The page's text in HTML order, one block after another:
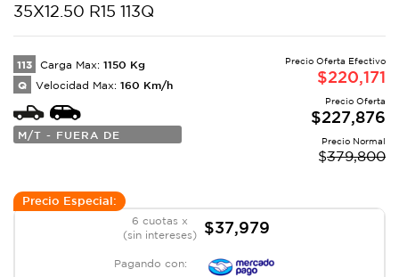
35X12.50 R15 113Q
113 Carga Max: 1150 Kg
Q Velocidad Max: 160 Km/h
M/T - FUERA DE
Precio Oferta Efectivo
$220,171
Precio Oferta
$227,876
Precio Normal
$379,800
Precio Especial:
6 cuotas x
(sin intereses)
$37,979
Pagando con: